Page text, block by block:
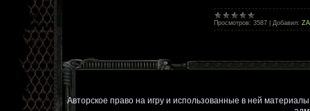
Просмотров: 3587 Добавил:
Авторское право на игру и использованные в ней